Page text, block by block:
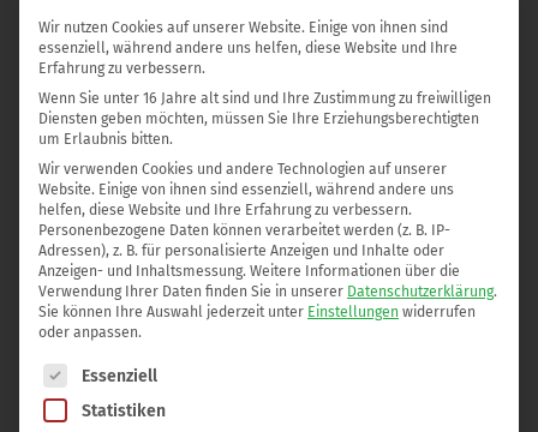
Wir nutzen Cookies auf unserer Website. Einige von ihnen sind
essenziell, während andere uns helfen, diese Website und Ihre
Erfahrung zu verbessern.
Wenn Sie unter 16 Jahre alt sind und Ihre Zustimmung zu freiwilligen
Diensten geben möchten, müssen Sie Ihre Erziehungsberechtigten
um Erlaubnis bitten.
Wir verwenden Cookies und andere Technologien auf unserer
Website. Einige von ihnen sind essenziell, während andere uns
helfen, diese Website und Ihre Erfahrung zu verbessern.
Personenbezogene Daten können verarbeitet werden (z. B. IP-
Adressen), z. B. für personalisierte Anzeigen und Inhalte oder
Anzeigen- und Inhaltsmessung. Weitere Informationen über die
Verwendung Ihrer Daten finden Sie in unserer Datenschutzerklärung.
Sie können Ihre Auswahl jederzeit unter Einstellungen widerrufen
oder anpassen.
Es folgt eine Liste der Service-Gruppen, für die eine
Essenziell
Statistiken